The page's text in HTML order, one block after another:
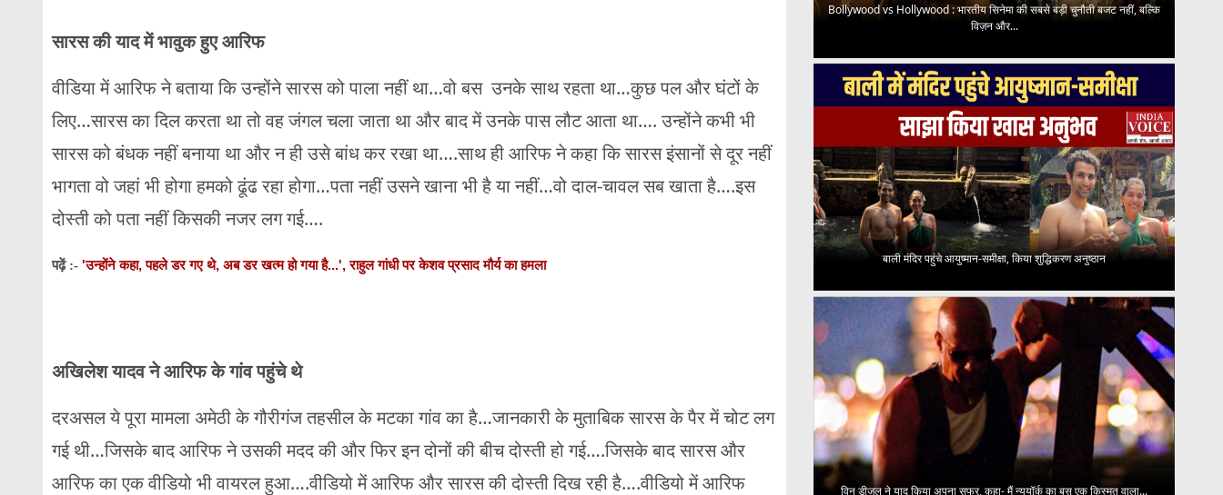
सारस की याद में भावुक हुए आरिफ
वीडिया में आरिफ ने बताया कि उन्होंने सारस को पाला नहीं था…वो बस उनके साथ रहता था…कुछ पल और घंटों के
लिए…सारस का दिल करता था तो वह जंगल चला जाता था और बाद में उनके पास लौट आता था…. उन्होंने कभी भी
सारस को बंधक नहीं बनाया था और न ही उसे बांध कर रखा था….साथ ही आरिफ ने कहा कि सारस इंसानों से दूर नहीं
भागता वो जहां भी होगा हमको ढूंढ रहा होगा…पता नहीं उसने खाना भी है या नहीं…वो दाल-चावल सब खाता है….इस
दोस्ती को पता नहीं किसकी नजर लग गई….
पढ़ें :- 'उन्होंने कहा, पहले डर गए थे, अब डर खत्म हो गया है...', राहुल गांधी पर केशव प्रसाद मौर्य का हमला
अखिलेश यादव ने आरिफ के गांव पहुंचे थे
दरअसल ये पूरा मामला अमेठी के गौरीगंज तहसील के मटका गांव का है…जानकारी के मुताबिक सारस के पैर में चोट लग
गई थी…जिसके बाद आरिफ ने उसकी मदद की और फिर इन दोनों की बीच दोस्ती हो गई….जिसके बाद सारस और
आरिफ का एक वीडियो भी वायरल हुआ….वीडियो में आरिफ और सारस की दोस्ती दिख रही है….वीडियो में आरिफ
Bollywood vs Hollywood : भारतीय सिनेमा की सबसे बड़ी चुनौती बजट नहीं, बल्कि
विज़न और...
बाली मंदिर पहुंचे आयुष्मान-समीक्षा, किया शुद्धिकरण अनुष्ठान
विन डीजल ने याद किया अपना सफर, कहा- मैं न्यूयॉर्क का बस एक किस्मत वाला...